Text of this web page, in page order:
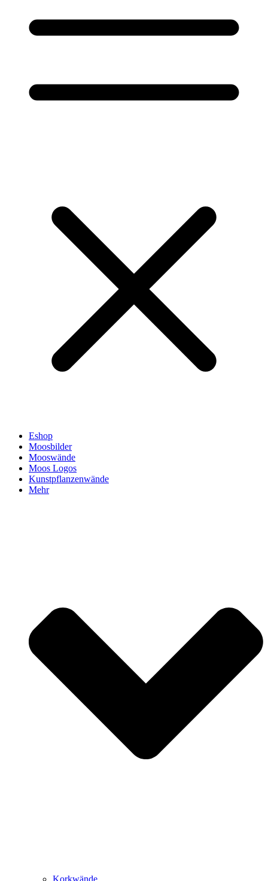
Eshop
Moosbilder
Mooswände
Moos Logos
Kunstpflanzenwände
Mehr